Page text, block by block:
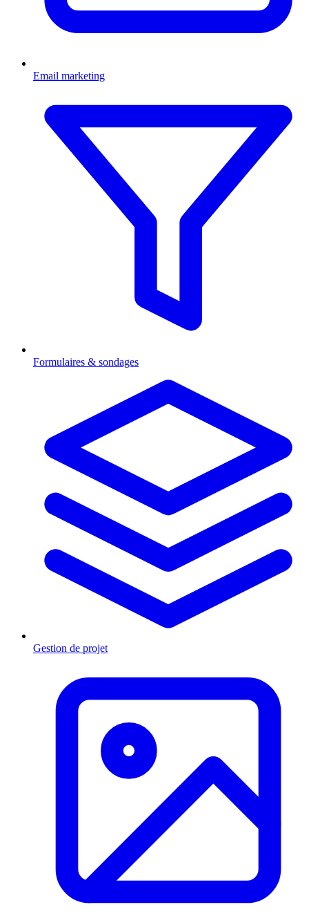
Email marketing
Formulaires & sondages
Gestion de projet